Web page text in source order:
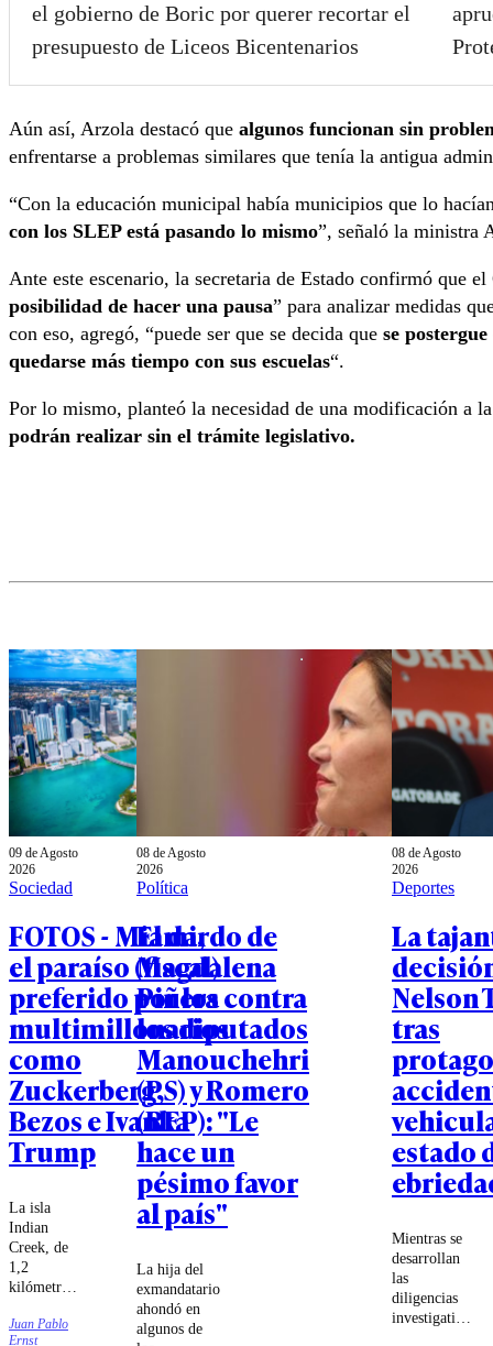
el gobierno de Boric por querer recortar el
presupuesto de Liceos Bicentenarios
Aún así, Arzola destacó que algunos funcionan sin
enfrentarse a problemas similares que tenía la antigua
“Con la educación municipal había municipios que lo
con los SLEP está pasando lo mismo”, señaló la ministra
Ante este escenario, la secretaria de Estado confirmó que
posibilidad de hacer una pausa” para analizar medidas
con eso, agregó, “puede ser que se decida que se
quedarse más tiempo con sus escuelas“.
Por lo mismo, planteó la necesidad de una modificación a
podrán realizar sin el trámite legislativo.
09 de Agosto
2026
Sociedad
FOTOS - Miami,
el paraíso (fiscal)
preferido por los
multimillonarios
como
Zuckerberg,
Bezos e Ivanka
Trump
La isla
Indian
Creek, de
1,2
kilómetros
cuenta con
Juan Pablo
Ernst
08 de Agosto
2026
Política
El dardo de
Magdalena
Piñera contra
los diputados
Manouchehri
(PS) y Romero
(REP): "Le
hace un
pésimo favor
al país"
La hija del
exmandatario
ahondó en
algunos de
08 de Agosto
2026
Deportes
La
Nelson
tras
estado
Mientras se
desarrollan
las
diligencias
investigativas